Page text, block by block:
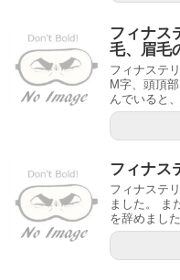
フィナス
毛、眉毛
フィナステ
M字、頭頂
んでいると
フィナス
フィナステ
ました。 ま
を辞めまし